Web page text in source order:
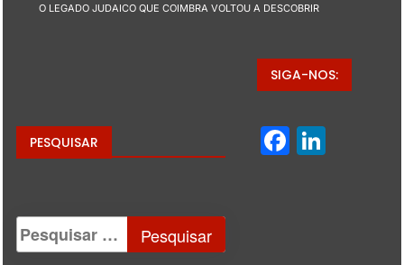
O LEGADO JUDAICO QUE COIMBRA VOLTOU A DESCOBRIR
PESQUISAR
SIGA-NOS: